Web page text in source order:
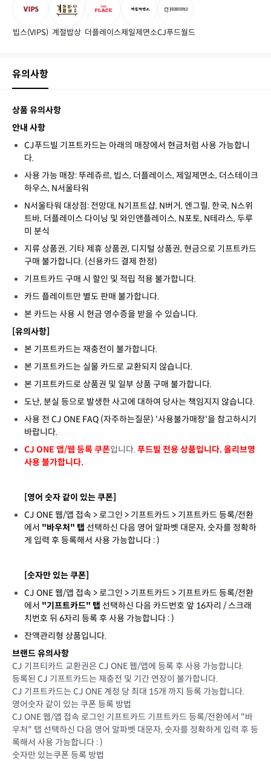
빕스(VIPS) 계절밥상 더플레이스제일제면소CJ푸드월드
유의사항
상품 유의사항
안내 사항
CJ푸드빌 기프트카드는 아래의 매장에서 현금처럼 사용 가능합니
다.
사용 가능 매장: 뚜레쥬르, 빕스, 더플레이스, 제일제면소, 더스테이크
하우스, N서울타워
N서울타워 대상점: 전망대, N기프트샵, N버거, 엔그릴, 한국, N스위
트바, 더플레이스 다이닝 및 와인앤플레이스, N포토, N테라스, 두루
미 분식
지류 상품권, 기타 제휴 상품권, 디지털 상품권, 현금으로 기프트카드
구매 불가합니다. (신용카드 결제 한정)
기프트카드 구매 시 할인 및 적립 적용 불가합니다.
카드 플레이트만 별도 판매 불가합니다.
본 카드는 사용 시 현금 영수증을 받을 수 있습니다.
[유의사항]
본 기프트카드는 재충전이 불가합니다.
본 기프트카드는 실물 카드로 교환되지 않습니다.
본 기프트카드로 상품권 및 일부 상품 구매 불가합니다.
도난, 분실 등으로 발생한 사고에 대하여 당사는 책임지지 않습니다.
사용 전 CJ ONE FAQ (자주하는질문) '사용불가매장'을 참고하시기
바랍니다.
CJ ONE 앱/웹 등록 쿠폰입니다. 푸드빌 전용 상품입니다. 올리브영
사용 불가합니다.
[영어 숫자 같이 있는 쿠폰]
CJ ONE 웹/앱 접속 > 로그인 > 기프트카드 > 기프트카드 등록/전환
에서 "바우처" 탭 선택하신 다음 영어 알파벳 대문자, 숫자를 정확하
게 입력 후 등록해서 사용 가능합니다 : )
[숫자만 있는 쿠폰]
CJ ONE 웹/앱 접속 > 로그인 > 기프트카드 > 기프트카드 등록/전환
에서 "기프트카드" 탭 선택하신 다음 카드번호 앞 16자리 / 스크래
치번호 뒤 6자리 등록 후 사용 가능합니다 : )
잔액관리형 상품입니다.
브랜드 유의사항
CJ 기프티카드 교환권은 CJ ONE 웹/앱에 등록 후 사용 가능합니다.
등록된 CJ 기프트카드는 재충전 및 기간 연장이 불가합니다.
CJ 기프트카드는 CJ ONE 계정 당 최대 15개 까지 등록 가능합니다.
영어숫자 같이 있는 쿠폰 등록 방법
CJ ONE 웹/앱 접속 로그인 기프트카드 기프트카드 등록/전환에서 "바
우처" 탭 선택하신 다음 영어 알파벳 대문자, 숫자를 정확하게 입력 후 등
록해서 사용 가능합니다 : )
숫자만 있는쿠폰 등록 방법